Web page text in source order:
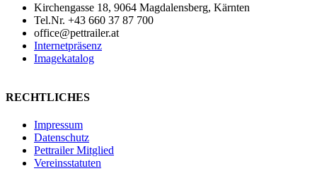
Kirchengasse 18, 9064 Magdalensberg, Kärnten
Tel.Nr. +43 660 37 87 700
office@pettrailer.at
Internetpräsenz
Imagekatalog
RECHTLICHES
Impressum
Datenschutz
Pettrailer Mitglied
Vereinsstatuten